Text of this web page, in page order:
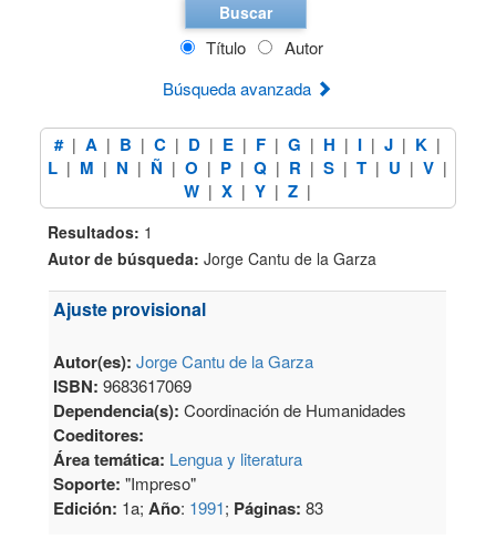
Buscar
Título
Autor
Búsqueda avanzada
# | A | B | C | D | E | F | G | H | I | J | K |
L | M | N | Ñ | O | P | Q | R | S | T | U | V |
W | X | Y | Z |
Resultados: 1
Autor de búsqueda: Jorge Cantu de la Garza
Ajuste provisional
Autor(es): Jorge Cantu de la Garza
ISBN: 9683617069
Dependencia(s): Coordinación de Humanidades
Coeditores:
Área temática: Lengua y literatura
Soporte: "Impreso"
Edición: 1a; Año: 1991; Páginas: 83